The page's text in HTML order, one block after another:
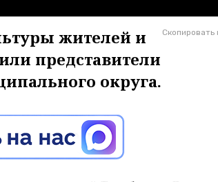
Скопировать
жителей и
представители
округа.